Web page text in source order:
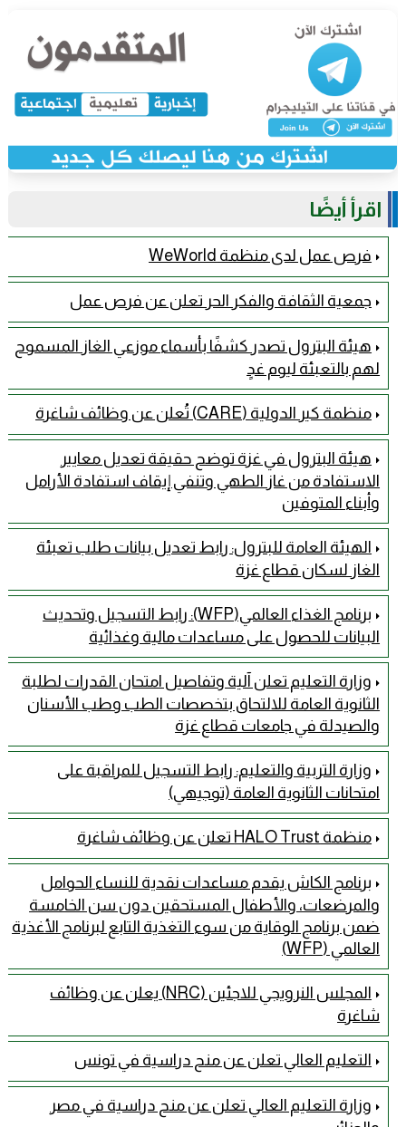
اقرأ أيضًا
فرص عمل لدى منظمة WeWorld
جمعية الثقافة والفكر الحر تعلن عن فرص عمل
هيئة البترول تصدر كشفًا بأسماء موزعي الغاز المسموح
لهم بالتعبئة ليوم غدٍ
منظمة كير الدولية (CARE) تُعلن عن وظائف شاغرة
هيئة البترول في غزة توضح حقيقة تعديل معايير
الاستفادة من غاز الطهي وتنفي إيقاف استفادة الأرامل
وأبناء المتوفين
الهيئة العامة للبترول: رابط تعديل بيانات طلب تعبئة
الغاز لسكان قطاع غزة
برنامج الغذاء العالمي(WFP): رابط التسجيل وتحديث
البيانات للحصول على مساعدات مالية وغذائية
وزارة التعليم تعلن آلية وتفاصيل امتحان القدرات لطلبة
الثانوية العامة للالتحاق بتخصصات الطب وطب الأسنان
والصيدلة في جامعات قطاع غزة
وزارة التربية والتعليم: رابط التسجيل للمراقبة على
امتحانات الثانوية العامة (توجيهي)
منظمة HALO Trust تعلن عن وظائف شاغرة
برنامج الكاش يقدم مساعدات نقدية للنساء الحوامل
والمرضعات، والأطفال المستحقين دون سن الخامسة
ضمن برنامج الوقاية من سوء التغذية التابع لبرنامج الأغذية
العالمي (WFP)
المجلس النرويجي للاجئين (NRC) يعلن عن وظائف
شاغرة
التعليم العالي تعلن عن منح دراسية في تونس
وزارة التعليم العالي تعلن عن منح دراسية في مصر